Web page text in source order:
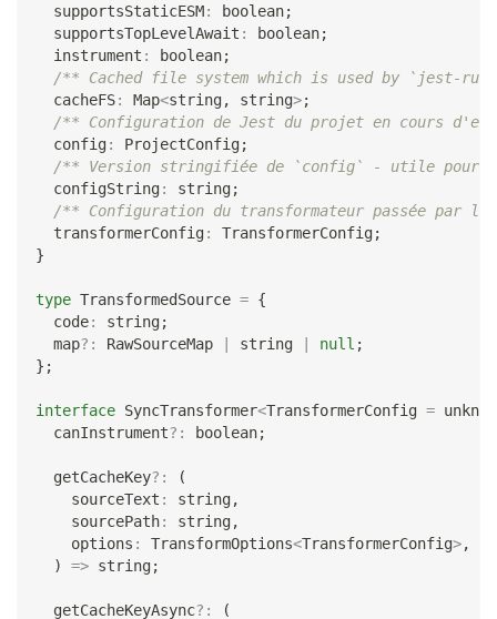
  supportsStaticESM
: boolean;
  supportsTopLevelAwait
: boolean;
  instrument
: boolean;
/** Cached file system which is used by `jest-
  cacheFS
: Map<string, string>;
/** Configuration de Jest du projet en cours
  config
: ProjectConfig;
/** Version stringifiée de `config` - utile pour
  configString
: string;
/** Configuration du transformateur passée
  transformerConfig
: TransformerConfig;
}
type TransformedSource = {
  code
: string;
  map
? : RawSourceMap string null ;
} ;
interface SyncTransformer<TransformerConfig =
  canInstrument
? : boolean;
  getCacheKey
? :
(
    sourceText
: string,
    sourcePath
: string,
    options
: TransformOptions<TransformerConfig>,
)
=> string;
  getCacheKeyAsync
? : (